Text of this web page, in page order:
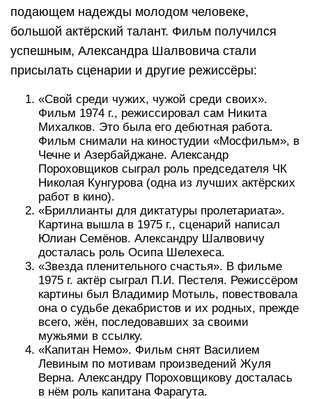
подающем надежды молодом человеке,
большой актёрский талант. Фильм получился
успешным, Александра Шалвовича стали
присылать сценарии и другие режиссёры:
«Свой среди чужих, чужой среди своих».
Фильм 1974 г., режиссировал сам Никита
Михалков. Это была его дебютная работа.
Фильм снимали на киностудии «Мосфильм», в
Чечне и Азербайджане. Александр
Пороховщиков сыграл роль председателя ЧК
Николая Кунгурова (одна из лучших актёрских
работ в кино).
«Бриллианты для диктатуры пролетариата».
Картина вышла в 1975 г., сценарий написал
Юлиан Семёнов. Александру Шалвовичу
досталась роль Осипа Шелехеса.
«Звезда пленительного счастья». В фильме
1975 г. актёр сыграл П.И. Пестеля. Режиссёром
картины был Владимир Мотыль, повествовала
она о судьбе декабристов и их родных, прежде
всего, жён, последовавших за своими
мужьями в ссылку.
«Капитан Немо». Фильм снят Василием
Левиным по мотивам произведений Жуля
Верна. Александру Пороховщикову досталась
в нём роль капитана Фарагута.